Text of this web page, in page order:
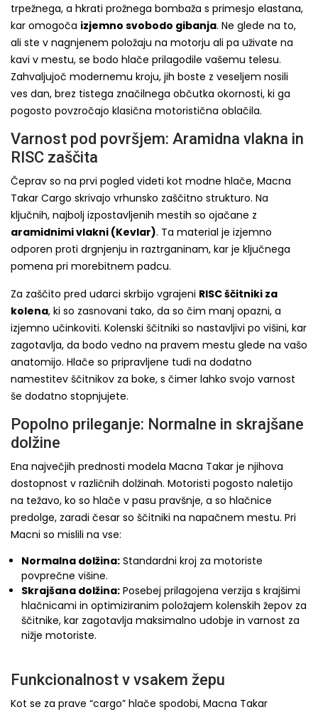
trpežnega, a hkrati prožnega bombaža s primesjo elastana,
kar omogoča izjemno svobodo gibanja. Ne glede na to,
ali ste v nagnjenem položaju na motorju ali pa uživate na
kavi v mestu, se bodo hlače prilagodile vašemu telesu.
Zahvaljujoč modernemu kroju, jih boste z veseljem nosili
ves dan, brez tistega značilnega občutka okornosti, ki ga
pogosto povzročajo klasična motoristična oblačila.
Varnost pod površjem: Aramidna vlakna in
RISC zaščita
Čeprav so na prvi pogled videti kot modne hlače, Macna
Takar Cargo skrivajo vrhunsko zaščitno strukturo. Na
ključnih, najbolj izpostavljenih mestih so ojačane z
aramidnimi vlakni (Kevlar). Ta material je izjemno
odporen proti drgnjenju in raztrganinam, kar je ključnega
pomena pri morebitnem padcu.
Za zaščito pred udarci skrbijo vgrajeni RISC ščitniki za
kolena, ki so zasnovani tako, da so čim manj opazni, a
izjemno učinkoviti. Kolenski ščitniki so nastavljivi po višini, kar
zagotavlja, da bodo vedno na pravem mestu glede na vašo
anatomijo. Hlače so pripravljene tudi na dodatno
namestitev ščitnikov za boke, s čimer lahko svojo varnost
še dodatno stopnjujete.
Popolno prileganje: Normalne in skrajšane
dolžine
Ena največjih prednosti modela Macna Takar je njihova
dostopnost v različnih dolžinah. Motoristi pogosto naletijo
na težavo, ko so hlače v pasu pravšnje, a so hlačnice
predolge, zaradi česar so ščitniki na napačnem mestu. Pri
Macni so mislili na vse:
Normalna dolžina: Standardni kroj za motoriste
povprečne višine.
Skrajšana dolžina: Posebej prilagojena verzija s krajšimi
hlačnicami in optimiziranim položajem kolenskih žepov za
ščitnike, kar zagotavlja maksimalno udobje in varnost za
nižje motoriste.
Funkcionalnost v vsakem žepu
Kot se za prave “cargo” hlače spodobi, Macna Takar